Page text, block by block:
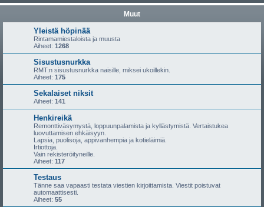
Muut
Yleistä höpinää
Rintamamiestaloista ja muusta
Aiheet: 1268
Sisustusnurkka
RMT:n sisustusnurkka naisille, miksei ukoillekin.
Aiheet: 175
Sekalaiset niksit
Aiheet: 141
Henkireikä
Remonttiväsymystä, loppuunpalamista ja kyllästymistä. Vertaistukea
luovuttamisen ehkäisyyn.
Lapsia, puolisoja, appivanhempia ja kotieläimiä.
Irtiottoja.
Vain rekisteröityneille.
Aiheet: 117
Testaus
Tänne saa vapaasti testata viestien kirjoittamista. Viestit poistuvat
automaattisesti.
Aiheet: 55